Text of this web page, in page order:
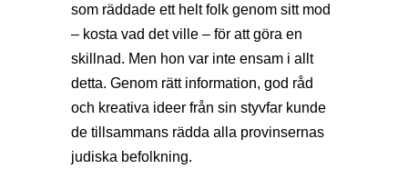
som räddade ett helt folk genom sitt mod
– kosta vad det ville – för att göra en
skillnad. Men hon var inte ensam i allt
detta. Genom rätt information, god råd
och kreativa ideer från sin styvfar kunde
de tillsammans rädda alla provinsernas
judiska befolkning.